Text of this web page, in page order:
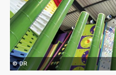
© DR